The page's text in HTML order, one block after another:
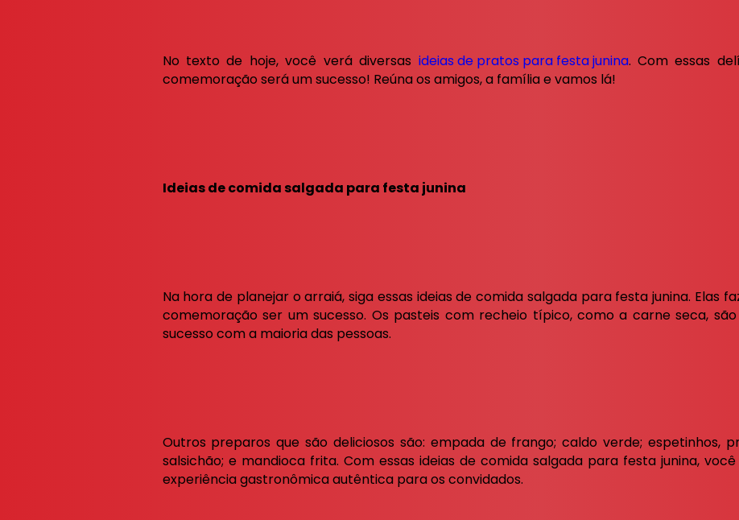
No texto de hoje, você verá diversas ideias de pratos para festa junina. Com essas
comemoração será um sucesso! Reúna os amigos, a família e vamos lá!
Ideias de comida salgada para festa junina
Na hora de planejar o arraiá, siga essas ideias de comida salgada para festa junina. Elas
comemoração ser um sucesso. Os pasteis com recheio típico, como a carne seca,
sucesso com a maioria das pessoas.
Outros preparos que são deliciosos são: empada de frango; caldo verde; espetinhos,
salsichão; e mandioca frita. Com essas ideias de comida salgada para festa junina,
experiência gastronômica autêntica para os convidados.